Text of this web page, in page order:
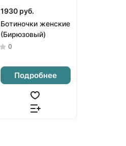
1930 руб.
Ботиночки женские
(Бирюзовый)
0
Подробнее